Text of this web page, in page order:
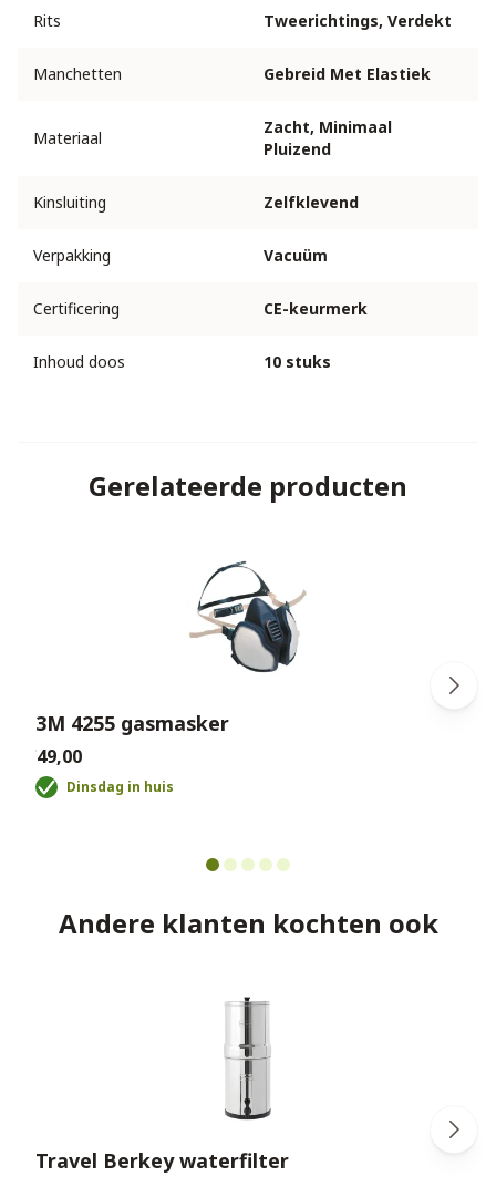
Rits Tweerichtings, Verdekt
Manchetten Gebreid Met Elastiek
Materiaal
Zacht, Minimaal
Pluizend
Kinsluiting Zelfklevend
Verpakking Vacuüm
Certificering CE-keurmerk
Inhoud doos 10 stuks
Gerelateerde producten
3M 4255 gasmasker
€49,00
Dinsdag in huis
Andere klanten kochten ook
Travel Berkey waterfilter